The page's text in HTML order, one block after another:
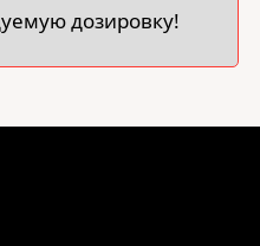
дозировку!